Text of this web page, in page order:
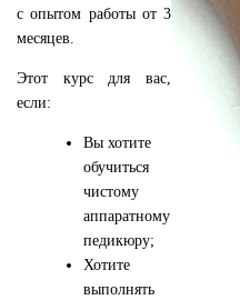
с опытом работы от 3
месяцев.
Этот курс для вас,
если:
Вы хотите
обучиться
чистому
аппаратному
педикюру;
Хотите
выполнять